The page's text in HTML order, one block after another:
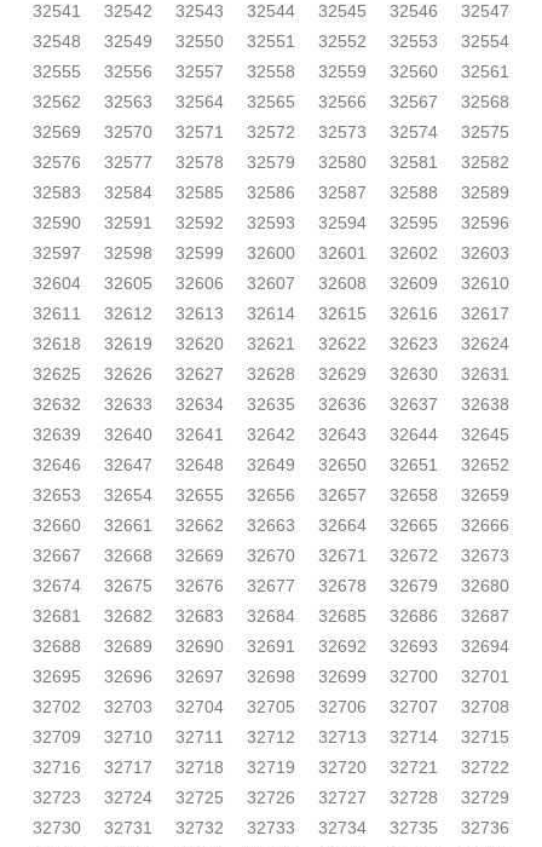
32541
32542 32543 32544 32545 32546
32547
32548
32549 32550 32551 32552 32553
32554
32555
32556 32557 32558 32559 32560
32561
32562
32563 32564 32565 32566 32567
32568
32569
32570 32571 32572 32573 32574
32575
32576
32577 32578 32579 32580 32581
32582
32583
32584 32585 32586 32587 32588
32589
32590
32591 32592 32593 32594 32595
32596
32597
32598 32599 32600 32601 32602
32603
32604
32605 32606 32607 32608 32609
32610
32611
32612 32613 32614 32615 32616
32617
32618
32619 32620 32621 32622 32623
32624
32625
32626 32627 32628 32629 32630
32631
32632
32633 32634 32635 32636 32637
32638
32639
32640 32641 32642 32643 32644
32645
32646
32647 32648 32649 32650 32651
32652
32653
32654 32655 32656 32657 32658
32659
32660
32661 32662 32663 32664 32665
32666
32667
32668 32669 32670 32671 32672
32673
32674
32675 32676 32677 32678 32679
32680
32681
32682 32683 32684 32685 32686
32687
32688
32689 32690 32691 32692 32693
32694
32695
32696 32697 32698 32699 32700
32701
32702
32703 32704 32705 32706 32707
32708
32709
32710 32711 32712 32713 32714
32715
32716
32717 32718 32719 32720 32721
32722
32723
32724 32725 32726 32727 32728
32729
32730
32731 32732 32733 32734 32735
32736